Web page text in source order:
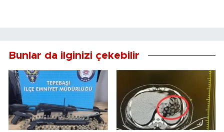
Bunlar da ilginizi çekebilir